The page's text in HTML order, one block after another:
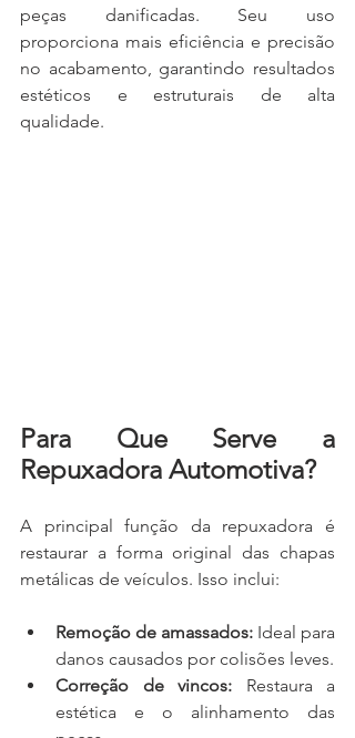
peças danificadas. Seu uso
proporciona mais eficiência e precisão
no acabamento, garantindo resultados
estéticos e estruturais de alta
qualidade.
Para Que Serve a
Repuxadora Automotiva?
A principal função da repuxadora é
restaurar a forma original das chapas
metálicas de veículos. Isso inclui:
Remoção de amassados: Ideal para
danos causados por colisões leves.
Correção de vincos: Restaura a
estética e o alinhamento das